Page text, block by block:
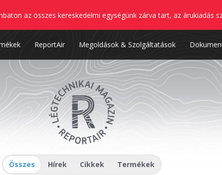
az összes kereskedelmi egységünk zárva tart, az árukiadás
ReportAir Megoldások & Szolgáltatások
Összes Hírek Cikkek Termékek